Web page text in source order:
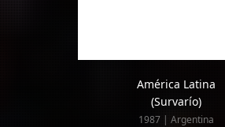
América Latina
(Survarío)
1987 | Argentina